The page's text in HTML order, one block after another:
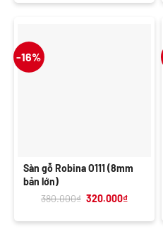
380.000₫.là:
-16%
Sàn gỗ Robina O111 (8mm
bản lớn)
380.000₫ Giá
380.000₫.
320.000₫Giá
là: